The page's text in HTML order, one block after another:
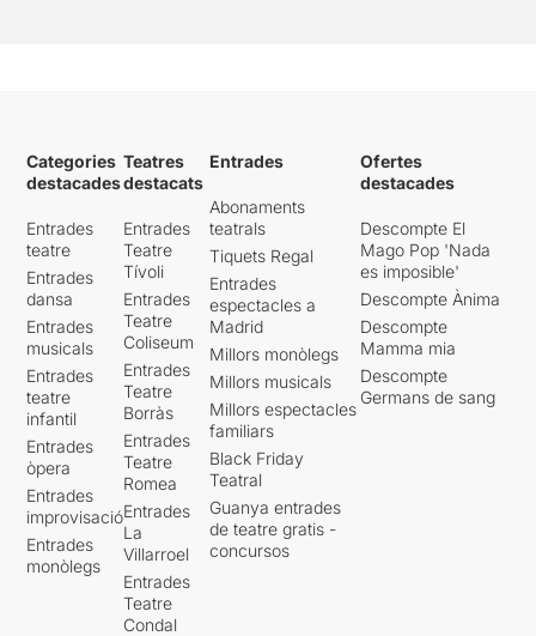
Categories
destacades
Entrades
teatre
Entrades
dansa
Entrades
musicals
Entrades
teatre
infantil
Entrades
òpera
Entrades
improvisació
Entrades
monòlegs
Teatres
destacats
Entrades
Teatre
Tívoli
Entrades
Teatre
Coliseum
Entrades
Teatre
Borràs
Entrades
Teatre
Romea
Entrades
La
Villarroel
Entrades
Teatre
Condal
Entrades
Abonaments
teatrals
Tiquets Regal
Entrades
espectacles a
Madrid
Millors monòlegs
Millors musicals
Millors espectacles
familiars
Black Friday
Teatral
Guanya entrades
de teatre gratis -
concursos
Ofertes
destacades
Descompte El
Mago Pop 'Nada
es imposible'
Descompte Ànima
Descompte
Mamma mia
Descompte
Germans de sang